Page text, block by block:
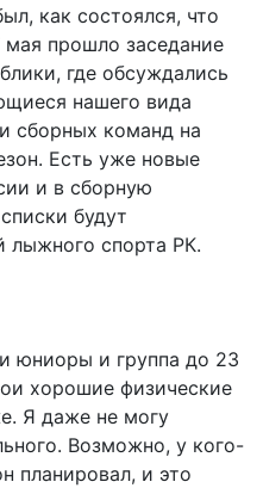
как состоялся, что
мая прошло заседание
где обсуждались
нашего вида
сборных команд на
Есть уже новые
и в сборную
будут
лыжного спорта РК.
юниоры и группа до 23
хорошие физические
Я даже не могу
Возможно, у кого-
планировал, и это